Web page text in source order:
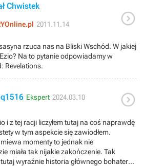
Chwistek
2011.11.14 
rzuca nas na Bliski Wschód. W jakiej
Na to pytanie odpowiadamy w
Revelations.
Ekspert 2024.03.10 
i z tej racji liczyłem tutaj na coś naprawdę
w tym aspekcie się zawiodłem.
momenty to jednak nie
miała tak nijakie zakończenie. Tak
wyraźnie historia głównego bohatera